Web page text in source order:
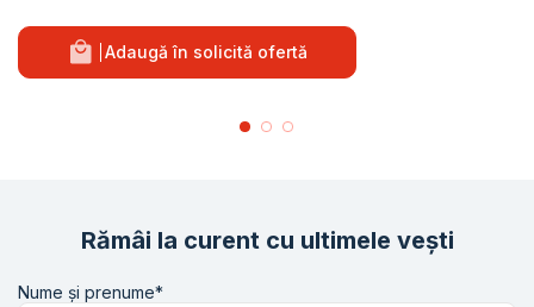
Adaugă în solicită ofertă
Rămâi la curent cu ultimele vești
Nume și prenume*